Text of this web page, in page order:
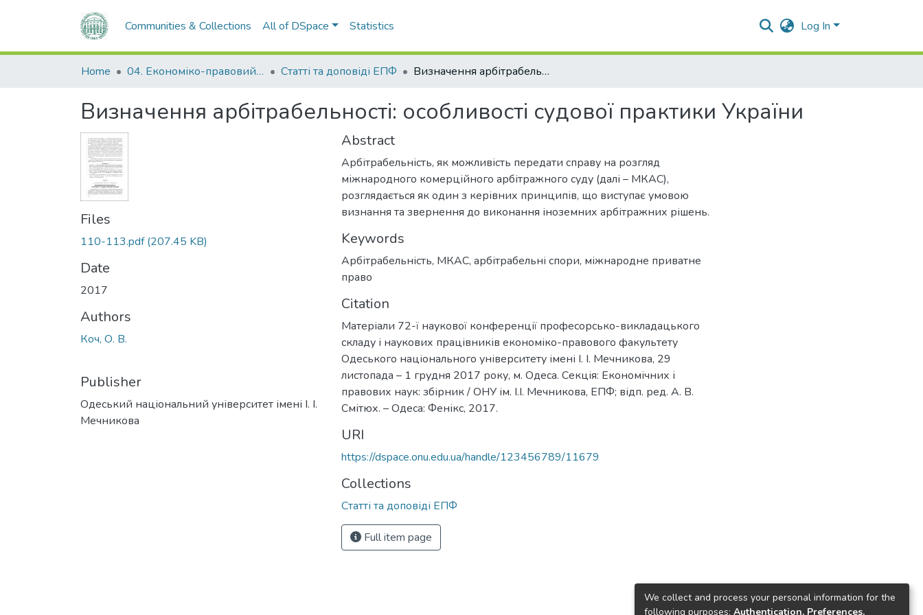
Communities & Collections All of DSpace Statistics Log In
Home 04. Економіко-правовий факультет Статті та доповіді ЕПФ Визначення арбітрабельності: особливості судової практики України
Визначення арбітрабельності: особливості судової практики України
Files
110-113.pdf(207.45 KB)
Date
2017
Authors
Коч, О. В.
Publisher
Одеський національний університет імені І. І.
Мечникова
Abstract
Арбітрабельність, як можливість передати справу на розгляд
міжнародного комерційного арбітражного суду (далі – МКАС),
розглядається як один з керівних принципів, що виступає умовою
визнання та звернення до виконання іноземних арбітражних рішень.
Keywords
Арбітрабельність, МКАС, арбітрабельні спори, міжнародне приватне
право
Citation
Матеріали 72-ї наукової конференції професорсько-викладацького
складу і наукових працівників економіко-правового факультету
Одеського національного університету імені І. І. Мечникова, 29
листопада – 1 грудня 2017 року, м. Одеса. Секція: Економічних і
правових наук: збірник / ОНУ ім. І.І. Мечникова, ЕПФ; відп. ред. А. В.
Смітюх. – Одеса: Фенікс, 2017.
URI
https://dspace.onu.edu.ua/handle/123456789/11679
Collections
Статті та доповіді ЕПФ
Full item page
We collect and process your personal information for the
following purposes: Authentication, Preferences,